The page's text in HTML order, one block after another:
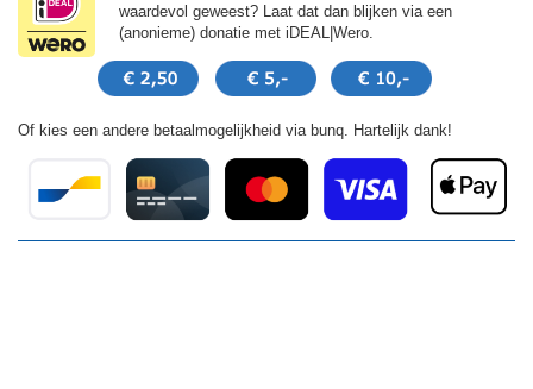
waardevol geweest? Laat dat dan blijken via een
(anonieme) donatie met iDEAL|Wero.
Of kies een andere betaalmogelijkheid via bunq. Hartelijk dank!